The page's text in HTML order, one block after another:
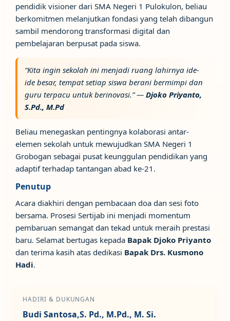
pendidik visioner dari SMA Negeri 1 Pulokulon, beliau
berkomitmen melanjutkan fondasi yang telah dibangun
sambil mendorong transformasi digital dan
pembelajaran berpusat pada siswa.
“Kita ingin sekolah ini menjadi ruang lahirnya ide-
ide besar, tempat setiap siswa berani bermimpi dan
guru terpacu untuk berinovasi.” — Djoko Priyanto,
S.Pd., M.Pd
Beliau menegaskan pentingnya kolaborasi antar-
elemen sekolah untuk mewujudkan SMA Negeri 1
Grobogan sebagai pusat keunggulan pendidikan yang
adaptif terhadap tantangan abad ke-21.
Penutup
Acara diakhiri dengan pembacaan doa dan sesi foto
bersama. Prosesi Sertijab ini menjadi momentum
pembaruan semangat dan tekad untuk meraih prestasi
baru. Selamat bertugas kepada Bapak Djoko Priyanto
dan terima kasih atas dedikasi Bapak Drs. Kusmono
Hadi.
HADIRI & DUKUNGAN
Budi Santosa,S. Pd., M.Pd., M. Si.